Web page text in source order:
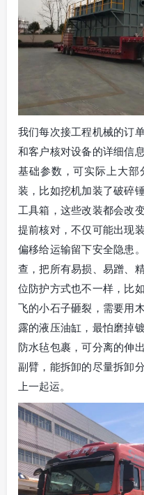
我们每次接工程机械的订
和客户核对设备的详细信
基础参数，可实际上大
装，比如挖机加装了破碎
工具箱，这些改装都会改
提前核对，不仅可能出现
偏移给运输留下安全隐患
查，把所有易损、易蹭、
位防护方式也不一样，比
飞的小石子砸裂，需要用
露的液压油缸，最怕磨掉
防水毡包裹，可分离的伸
副臂，能拆卸的尽量拆卸
上一起运。